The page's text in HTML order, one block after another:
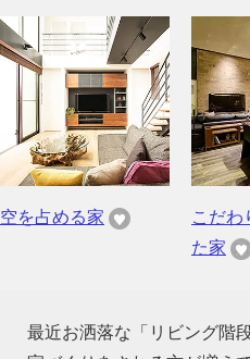
空を占める家
こだわ
た家
最近お洒落な「リビング階